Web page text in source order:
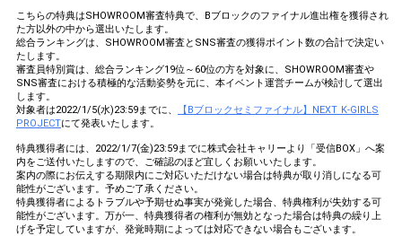
こちらの特典はSHOWROOM審査特典で、Bブロックのファイナル進出権を獲得され
た方以外の中から選出いたします。
総合ランキングは、SHOWROOM審査とSNS審査の獲得ポイント数の合計で決定い
たします。
審査員特別賞は、総合ランキング19位～60位の方を対象に、SHOWROOM審査や
SNS審査における積極的な活動姿勢を元に、本イベント運営チームが検討して選出
します。
対象者は2022/1/5(水)23:59までに、
【Bブロックセミファイナル】NEXT K-GIRLS
PROJECTにて発表いたします。
特典獲得者には、2022/1/7(金)23:59までに株式会社キャリーより「受信BOX」へ案
内をご送付いたしますので、ご確認のほど宜しくお願いいたします。
案内の際にお伝えする期限内にご対応いただけない場合は特典が取り消しになる可
能性がございます。予めご了承ください。
特典獲得者によるトラブルや予期せぬ事実が発覚した場合、特典権利が失効する可
能性がございます。万が一、特典獲得者の権利が無効となった場合は特典の繰り上
げを予定していますが、発覚時期によっては対応できない場合もございます。